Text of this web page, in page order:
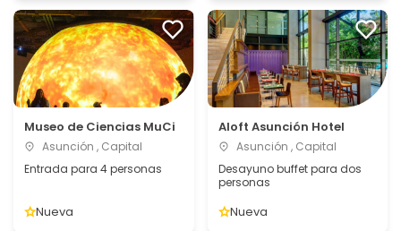
Museo de Ciencias MuCi
Asunción , Capital
Entrada para 4 personas
Nueva
Aloft Asunción Hotel
Asunción , Capital
Desayuno buffet para dos
personas
Nueva